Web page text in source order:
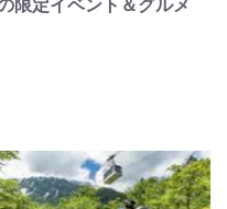
限定イベント＆グルメ